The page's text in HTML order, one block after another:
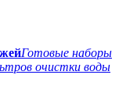
Готовые наборы
очистки воды